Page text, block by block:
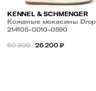
KENNEL & SCHMENGER
Кожаные мокасины Drop
214105-0010-0590
50 300 26 200 ₽